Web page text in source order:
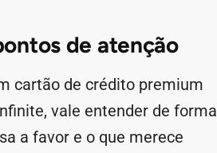
de atenção
cartão de crédito premium
vale entender de forma
a favor e o que merece